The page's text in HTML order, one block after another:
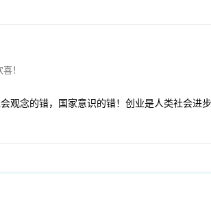
！
观念的错，国家意识的错！创业是人类社会进